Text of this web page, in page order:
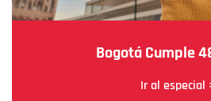
Bogotá Cumple
Ir al especial